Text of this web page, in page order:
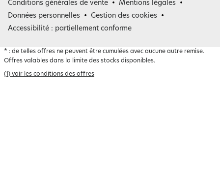
Belgique
Conditions générales de vente
Mentions légales
Données personnelles
Gestion des cookies
Accessibilité : partiellement conforme
* : de telles offres ne peuvent être cumulées avec aucune autre remise.
Offres valables dans la limite des stocks disponibles.
(1) voir les conditions des offres